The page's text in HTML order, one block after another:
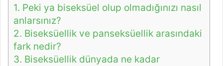
1. Peki ya biseksüel olup olmadığınızı nasıl
anlarsınız?
2. Biseksüellik ve panseksüellik arasındaki
fark nedir?
3. Biseksüellik dünyada ne kadar